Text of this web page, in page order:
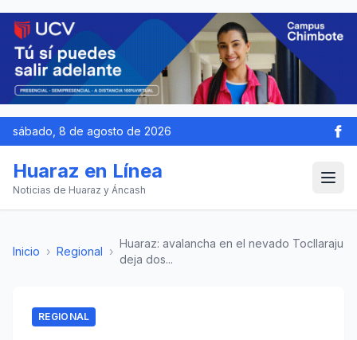
sábado, 8 de agosto de 2026
Huaraz en Línea
Noticias de Huaraz y Áncash
Inicio › Regional ›
Huaraz: avalancha en el nevado Tocllaraju
deja dos...
REGIONAL